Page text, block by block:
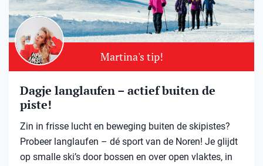
Martina's tip!
Dagje langlaufen – actief buiten de
piste!
Zin in frisse lucht en beweging buiten de skipistes?
Probeer langlaufen – dé sport van de Noren! Je glijdt
op smalle ski’s door bossen en over open vlaktes, in